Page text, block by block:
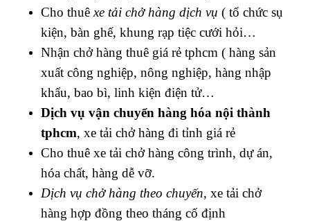
Cho thuê xe tải chở hàng dịch vụ ( tổ chức sụ
kiện, bàn ghế, khung rạp tiệc cưới hỏi…
Nhận chở hàng thuê giá rẻ tphcm ( hàng sản
xuất công nghiệp, nông nghiệp, hàng nhập
khẩu, bao bì, linh kiện điện tử…
Dịch vụ vận chuyển hàng hóa nội thành
tphcm, xe tải chở hàng đi tỉnh giá rẻ
Cho thuê xe tải chở hàng công trình, dự án,
hóa chất, hàng dễ vỡ.
Dịch vụ chở hàng theo chuyến, xe tải chở
hàng hợp đồng theo tháng cố định